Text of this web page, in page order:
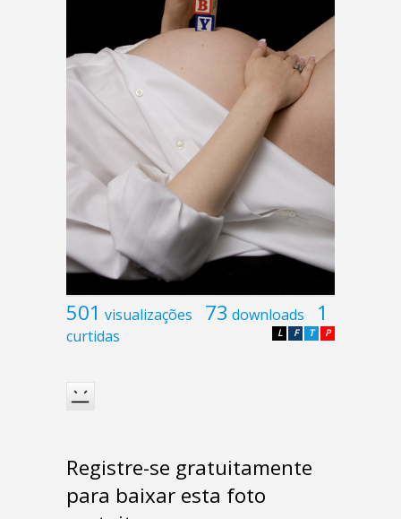
501 visualizações 73 downloads 1
curtidas P
T
F
L
Registre-se gratuitamente
para baixar esta foto